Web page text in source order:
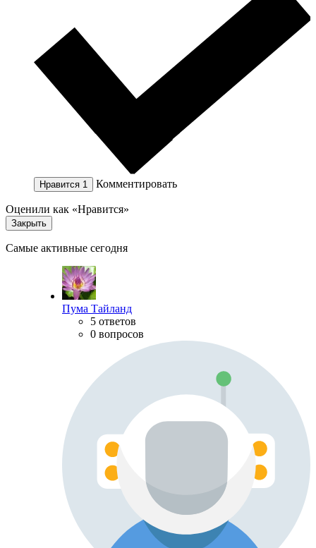
Нравится 1 Комментировать
Оценили как «Нравится»
Закрыть
Самые активные сегодня
Пума Тайланд
5 ответов
0 вопросов